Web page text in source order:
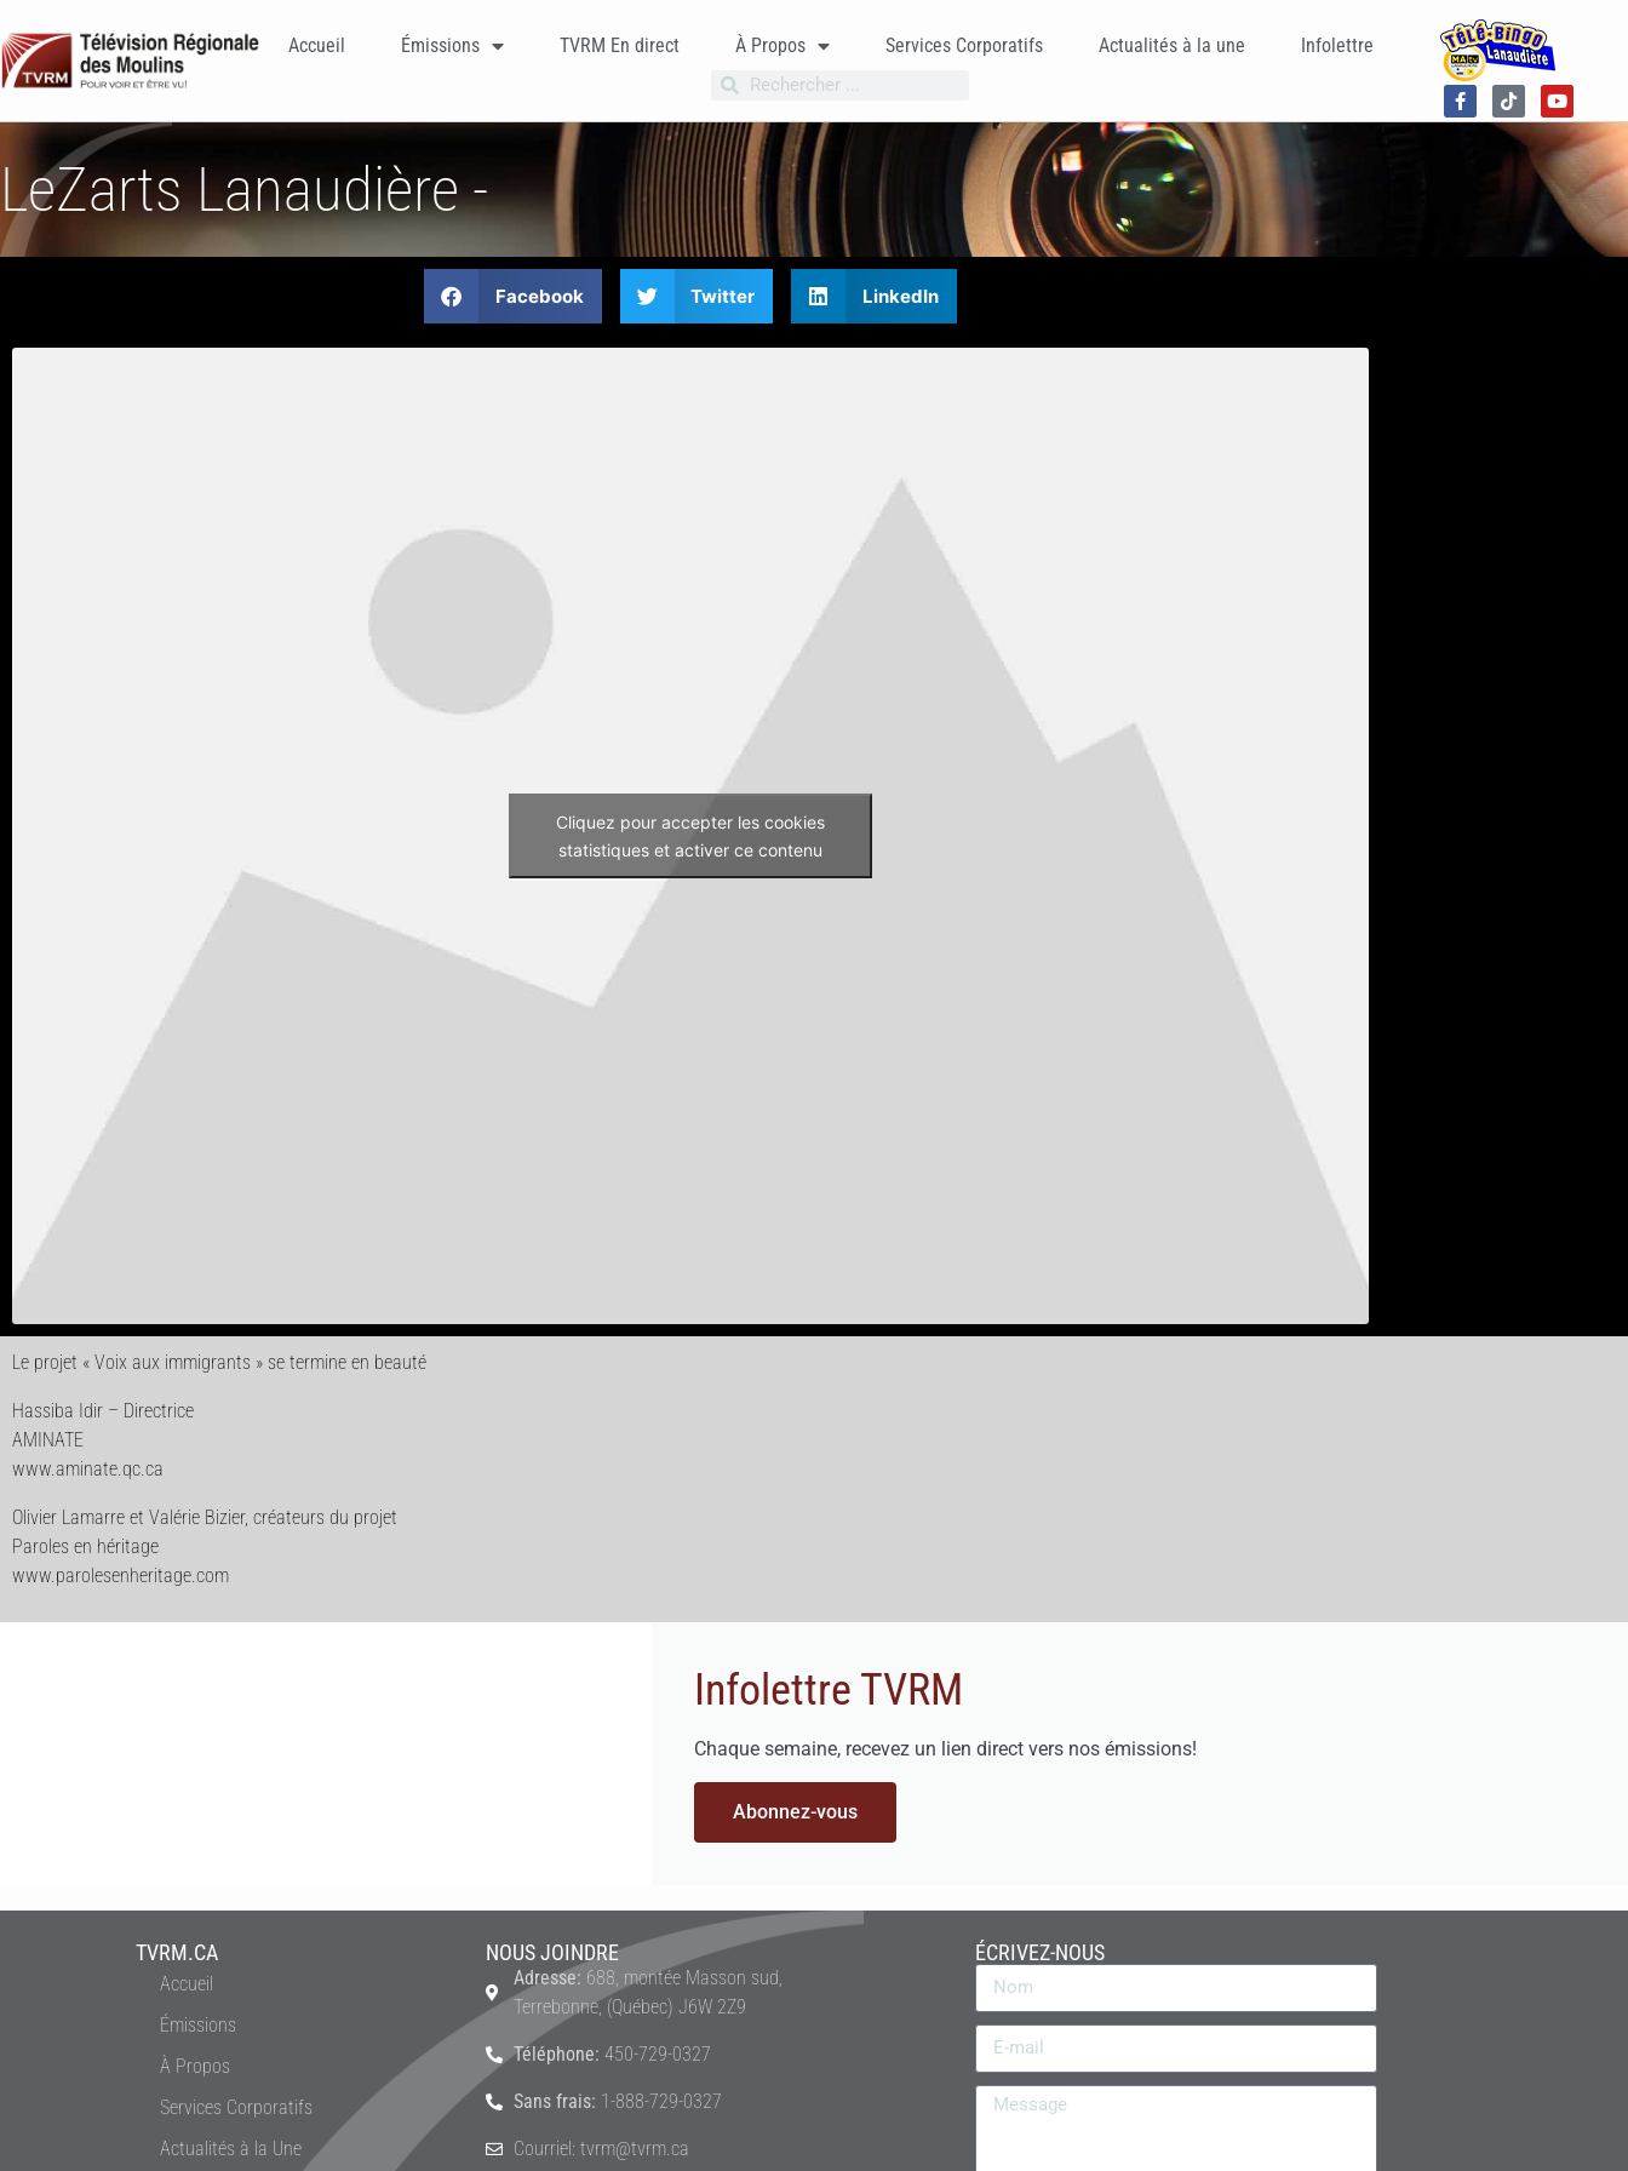
Accueil Émissions TVRM En direct À Propos Services Corporatifs Actualités à la une Infolettre
LeZarts Lanaudière -
Facebook Twitter LinkedIn
Cliquez pour accepter les cookies
statistiques et activer ce contenu
Le projet « Voix aux immigrants » se termine en beauté
Hassiba Idir – Directrice
AMINATE
www.aminate.qc.ca
Olivier Lamarre et Valérie Bizier, créateurs du projet
Paroles en héritage
www.parolesenheritage.com
Infolettre TVRM
Chaque semaine, recevez un lien direct vers nos émissions!
Abonnez-vous
TVRM.CA
Accueil
Émissions
À Propos
Services Corporatifs
Actualités à la Une
NOUS JOINDRE
Adresse: 688, montée Masson sud,
Terrebonne, (Québec) J6W 2Z9
Téléphone: 450-729-0327
Sans frais: 1-888-729-0327
Courriel: tvrm@tvrm.ca
ÉCRIVEZ-NOUS